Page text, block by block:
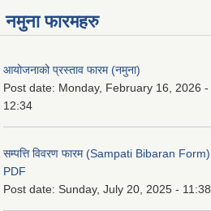
नमुना फारमहरु
आयोजनाको प्रस्ताव फारम (नमुना)
Post date: Monday, February 16, 2026 -
12:34
सम्पत्ति विवरण फारम (Sampati Bibaran Form)
PDF
Post date: Sunday, July 20, 2025 - 11:38